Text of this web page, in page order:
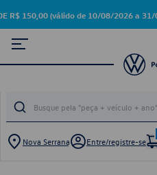
R$ 150,00 (válido de 10/08/2026 a
Nova Serrana Entre/registre-se